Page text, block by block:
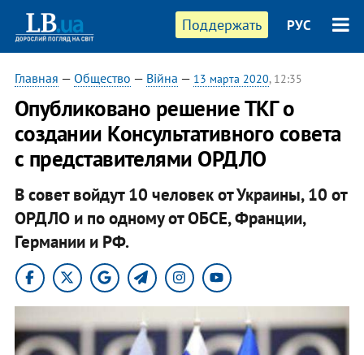
Поддержать РУС
Главная — Общество — Війна — 13 марта 2020, 12:35
Опубликовано решение ТКГ о
создании Консультативного совета
с представителями ОРДЛО
В совет войдут 10 человек от Украины, 10 от
ОРДЛО и по одному от ОБСЕ, Франции,
Германии и РФ.